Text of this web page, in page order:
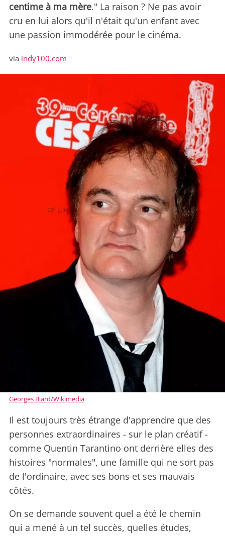
centime à ma mère." La raison ? Ne pas avoir
cru en lui alors qu'il n'était qu'un enfant avec
une passion immodérée pour le cinéma.
via indy100.com
Georges Biard/Wikimedia
Il est toujours très étrange d'apprendre que des
personnes extraordinaires - sur le plan créatif -
comme Quentin Tarantino ont derrière elles des
histoires "normales", une famille qui ne sort pas
de l'ordinaire, avec ses bons et ses mauvais
côtés.
On se demande souvent quel a été le chemin
qui a mené à un tel succès, quelles études,